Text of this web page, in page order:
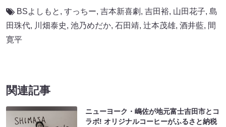
BSよしもと , すっちー, 吉本新喜劇 , 吉田裕, 山田花子, 島
田珠代, 川畑泰史, 池乃めだか, 石田靖, 辻本茂雄, 酒井藍, 間
寛平
関連記事
ニューヨーク・嶋佐が地元富士吉田市とコ
ラボ! オリジナルコーヒーがふるさと納税